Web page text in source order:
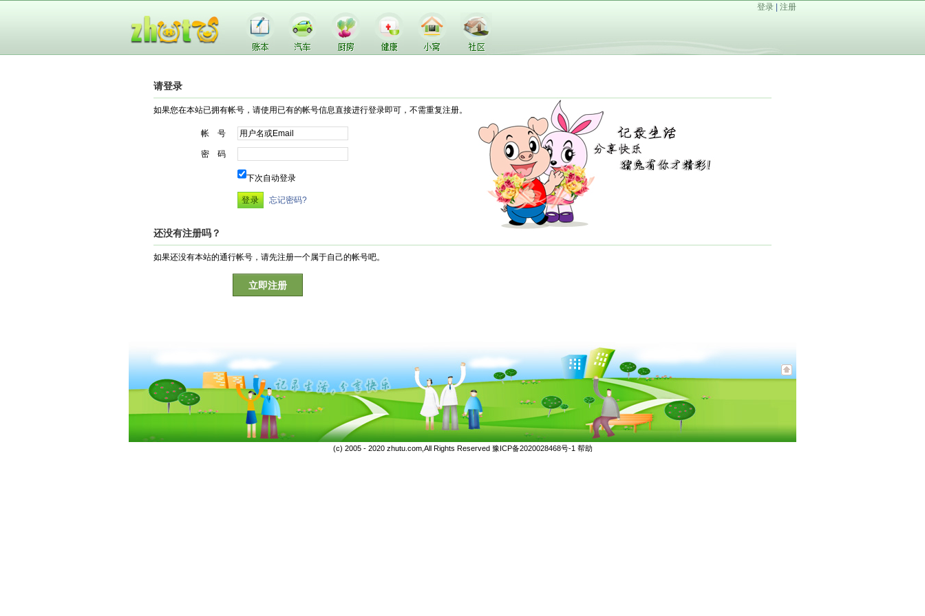
登录 注册
请登录
如果您在本站已拥有帐号，请使用已有的帐号信息直接进行登录即可，不需重复注册。
帐 号
密 码
下次自动登录
忘记密码?
还没有注册吗？
如果还没有本站的通行帐号，请先注册一个属于自己的帐号吧。
立即注册
(c) 2005 - 2020 zhutu.com,All Rights Reserved 豫ICP备2020028468号-1 帮助